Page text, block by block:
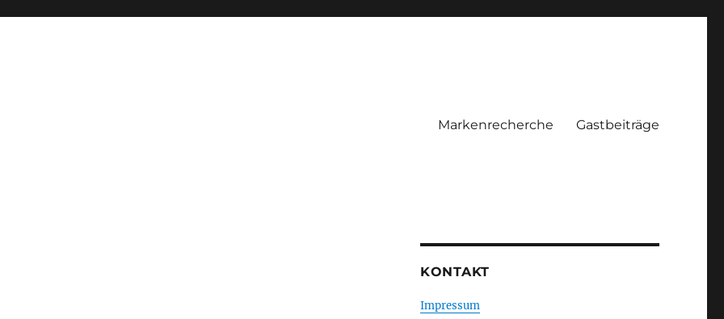
Markenrecherche Gastbeiträge
KONTAKT
Impressum